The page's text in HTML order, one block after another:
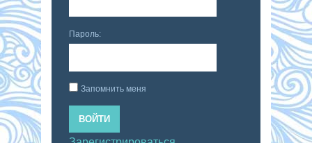
Пароль:
Запомнить меня
ВОЙТИ